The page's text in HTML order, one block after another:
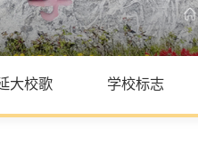
大校歌 学校标志